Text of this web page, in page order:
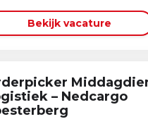
Bekijk vacature
– Nedcargo